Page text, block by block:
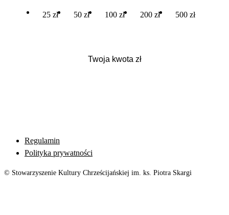
25 zł 50 zł 100 zł 200 zł 500 zł
Regulamin
Polityka prywatności
© Stowarzyszenie Kultury Chrześcijańskiej im. ks. Piotra Skargi